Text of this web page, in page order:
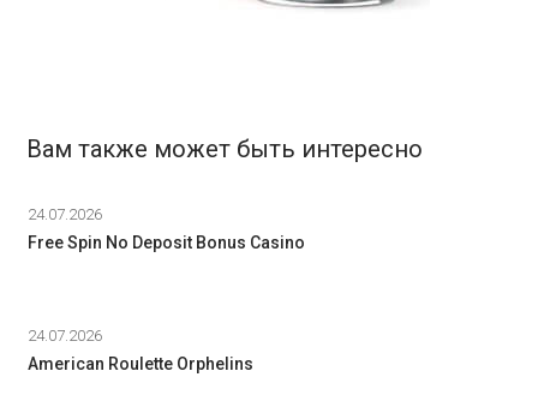
Вам также может быть интересно
24.07.2026
Free Spin No Deposit Bonus Casino
24.07.2026
American Roulette Orphelins